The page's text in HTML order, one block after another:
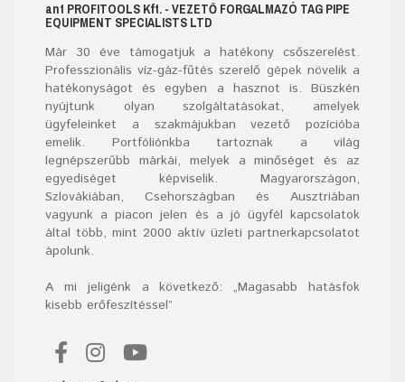
ant PROFITOOLS Kft. - VEZETŐ FORGALMAZÓ TAG PIPE
EQUIPMENT SPECIALISTS LTD
Már 30 éve támogatjuk a hatékony csőszerelést.
Professzionális víz-gáz-fűtés szerelő gépeknövelik a
hatékonyságot és egyben a hasznot is. Büszkén
nyújtunk olyan szolgáltatásokat, amelyek
ügyfeleinket a szakmájukban vezető pozícióba
emelik. Portfóliónkba tartoznak a világ
legnépszerűbb márkái, melyek a minőséget és az
egyediséget képviselik. Magyarországon,
Szlovákiában, Csehországban és Ausztriában
vagyunk a piacon jelen és a jó ügyfél kapcsolatok
által több, mint 2000 aktív üzleti partnerkapcsolatot
ápolunk.
A mi jeligénk a következő: „Magasabb hatásfok
kisebb erőfeszítéssel”